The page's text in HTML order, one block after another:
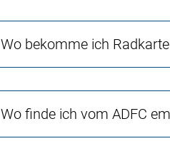
Wo bekomme ich
Wo finde ich vom ADFC